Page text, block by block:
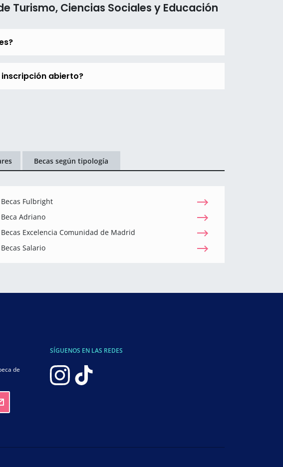
Turismo, Ciencias Sociales y Educación
inscripción abierto?
Becas según tipología
Becas Fulbright
Beca Adriano
Becas Excelencia Comunidad de Madrid
Becas Salario
de
SÍGUENOS EN LAS REDES